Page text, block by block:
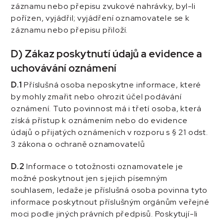
záznamu nebo přepisu zvukové nahrávky, byl-li
pořízen, vyjádřil; vyjádření oznamovatele se k
záznamu nebo přepisu přiloží.
D) Zákaz poskytnutí údajů a evidence a
uchovávání oznámení
D.1Příslušná osoba neposkytne informace, které
by mohly zmařit nebo ohrozit účel podávání
oznámení. Tuto povinnost má i třetí osoba, která
získá přístup k oznámením nebo do evidence
údajů o přijatých oznámeních v rozporu s § 21 odst.
3 zákona o ochraně oznamovatelů
D.2Informace o totožnosti oznamovatele je
možné poskytnout jen s jejich písemným
souhlasem, ledaže je příslušná osoba povinna tyto
informace poskytnout příslušným orgánům veřejné
moci podle jiných právních předpisů. Poskytují-li